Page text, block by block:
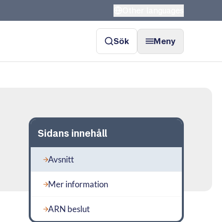
Sök Meny
Sidans innehåll
Avsnitt
Mer information
ARN beslut